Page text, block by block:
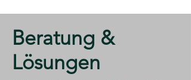
​Beratung &
Lösungen